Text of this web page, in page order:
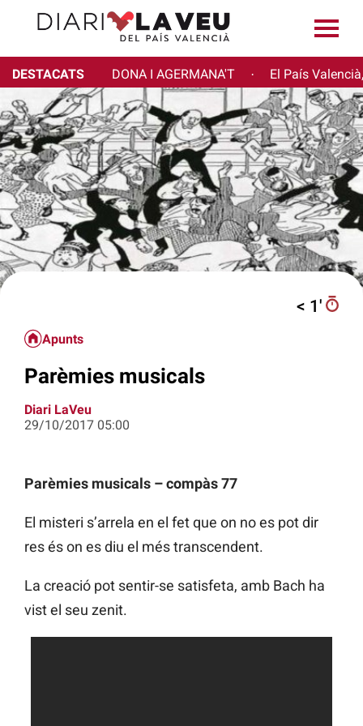
DESTACATS DONA I AGERMANA'T · El País
< 1′
Apunts
Parèmies musicals
Diari LaVeu
29/10/2017 05:00
Parèmies musicals – compàs 77
El misteri s’arrela en el fet que on no es pot dir
res és on es diu el més transcendent.
La creació pot sentir-se satisfeta, amb Bach ha
vist el seu zenit.